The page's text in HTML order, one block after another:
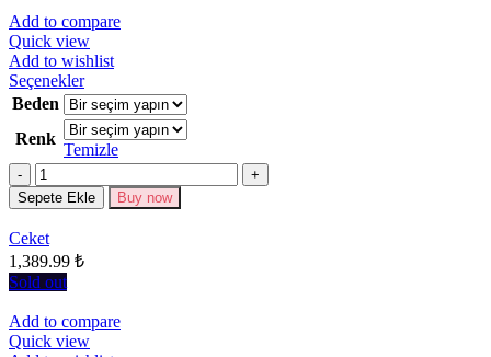
Add to compare
Quick view
Add to wishlist
SeçeneklerBu
ürünün
birden
fazla
varyasyonu
Seçenekler
seçilebilir
Beden
Renk
Temizle
Miktar
Sepete Ekle Buy now
Ceket
1,389.99 ₺
Sold out
Add to compare
Quick view